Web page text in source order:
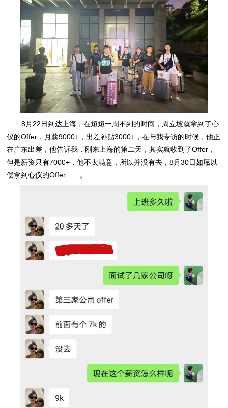
8月22日到达上海，在短短一周不到的时间，周立坡就拿到了心
仪的Offer，月薪9000+，出差补贴3000+，在与我专访的时候，他正
在广东出差，他告诉我，刚来上海的第二天，其实就收到了Offer，
但是薪资只有7000+，他不太满意，所以并没有去，8月30日如愿以
偿拿到心仪的Offer……。